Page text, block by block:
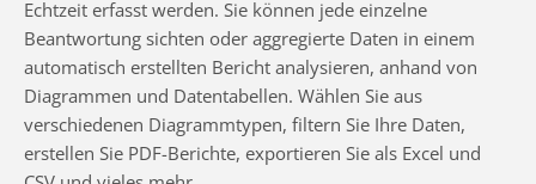
Echtzeit erfasst werden. Sie können jede einzelne
Beantwortung sichten oder aggregierte Daten in einem
automatisch erstellten Bericht analysieren, anhand von
Diagrammen und Datentabellen. Wählen Sie aus
verschiedenen Diagrammtypen, filtern Sie Ihre Daten,
erstellen Sie PDF-Berichte, exportieren Sie als Excel und